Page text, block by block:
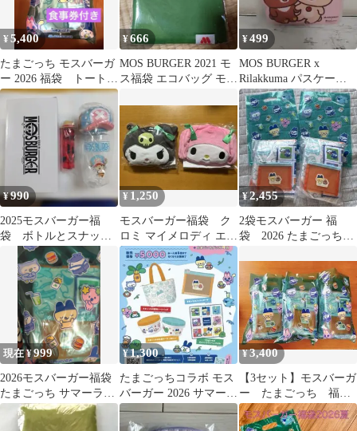
¥5,400
たまごっち モスバーガ
ー 2026 福袋 トートバ
ッグ、ポーチ、タオ
¥666
MOS BURGER 2021 モ
ス福袋 エコバッグ モス
¥499
MOS BURGER x
Rilakkuma パスケース
2022年福袋 未使用
¥990
2025モスバーガー福
袋 ボトルとスナック
トング
¥ 1,250
モスバーガー福袋 ク
ロミ マイメロディ エコ
バッグ 2種セット 新
品未開封
¥2,455
2袋モスバーガー 福
袋 2026 たまごっち
現在 ¥999
2026モスバーガー福袋
たまごっち サマーラッ
キーバッグ グッズセッ
¥1,300
たまごっちコラボ モス
バーガー 2026 サマーラ
ッキーバッグ
¥3,400
【3セット】モスバーガ
ー たまごっち 福
袋 2026サマーラッキ
ーバッグ